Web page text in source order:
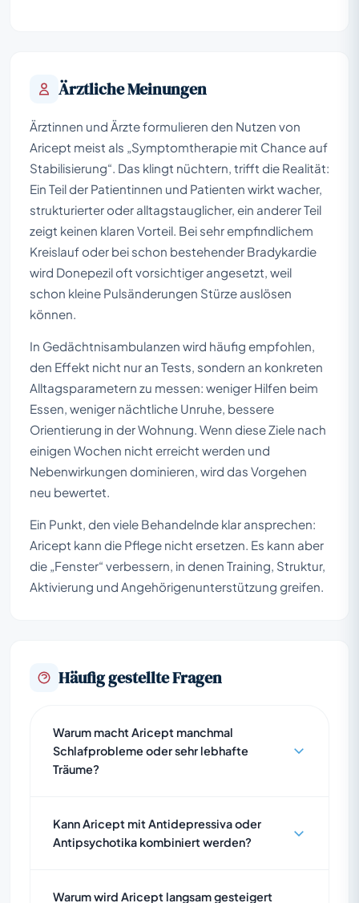
Ärztliche Meinungen
Ärztinnen und Ärzte formulieren den Nutzen von
Aricept meist als „Symptomtherapie mit Chance auf
Stabilisierung“. Das klingt nüchtern, trifft die Realität:
Ein Teil der Patientinnen und Patienten wirkt wacher,
strukturierter oder alltagstauglicher, ein anderer Teil
zeigt keinen klaren Vorteil. Bei sehr empfindlichem
Kreislauf oder bei schon bestehender Bradykardie
wird Donepezil oft vorsichtiger angesetzt, weil
schon kleine Pulsänderungen Stürze auslösen
können.
In Gedächtnisambulanzen wird häufig empfohlen,
den Effekt nicht nur an Tests, sondern an konkreten
Alltagsparametern zu messen: weniger Hilfen beim
Essen, weniger nächtliche Unruhe, bessere
Orientierung in der Wohnung. Wenn diese Ziele nach
einigen Wochen nicht erreicht werden und
Nebenwirkungen dominieren, wird das Vorgehen
neu bewertet.
Ein Punkt, den viele Behandelnde klar ansprechen:
Aricept kann die Pflege nicht ersetzen. Es kann aber
die „Fenster“ verbessern, in denen Training, Struktur,
Aktivierung und Angehörigenunterstützung greifen.
Häufig gestellte Fragen
Warum macht Aricept manchmal
Schlafprobleme oder sehr lebhafte
Träume?
Kann Aricept mit Antidepressiva oder
Antipsychotika kombiniert werden?
Warum wird Aricept langsam gesteigert